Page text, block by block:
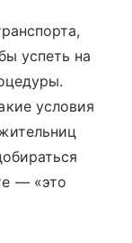
успеть на
условия
— «это